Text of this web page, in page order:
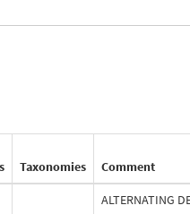
Taxonomies Comment
ALTERNATING